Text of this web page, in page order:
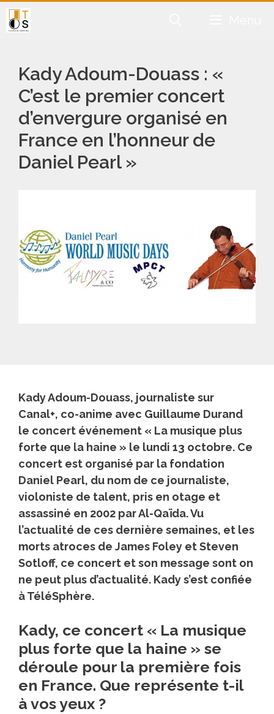
Aller
au
Kady Adoum-Douass : «
C’est le premier concert
d’envergure organisé en
France en l’honneur de
Daniel Pearl »
Kady Adoum-Douass, journaliste sur
Canal+, co-anime avec Guillaume Durand
le concert événement « La musique plus
forte que la haine » le lundi 13 octobre. Ce
concert est organisé par la fondation
Daniel Pearl, du nom de ce journaliste,
violoniste de talent, pris en otage et
assassiné en 2002 par Al-Qaïda. Vu
l’actualité de ces dernière semaines, et les
morts atroces de James Foley et Steven
Sotloff, ce concert et son message sont on
ne peut plus d’actualité. Kady s’est confiée
à TéléSphère.
Kady, ce concert « La musique
plus forte que la haine » se
déroule pour la première fois
en France. Que représente t-il
à vos yeux ?